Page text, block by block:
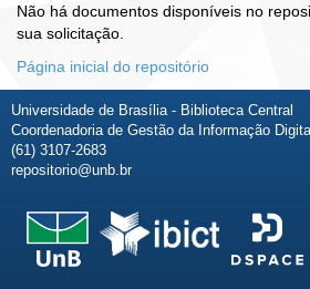
Não há documentos disponíveis no
sua solicitação.
Página inicial do repositório
Universidade de Brasília - Biblioteca Central
Coordenadoria de Gestão da Informação
(61) 3107-2683
repositorio@unb.br